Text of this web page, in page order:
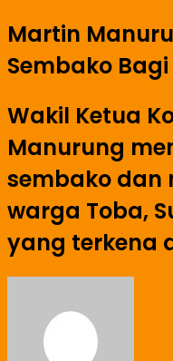
Martin
Sembako
Wakil Ketua
Manurung
sembako dan
warga Toba,
yang terkena